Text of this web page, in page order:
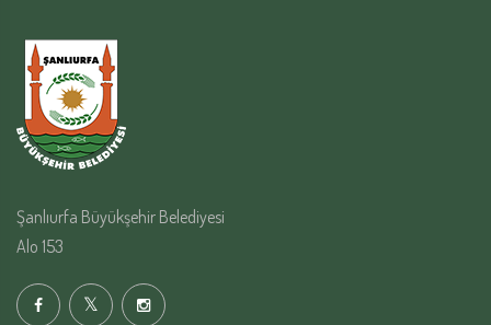
Şanlıurfa Büyükşehir Belediyesi
Alo 153